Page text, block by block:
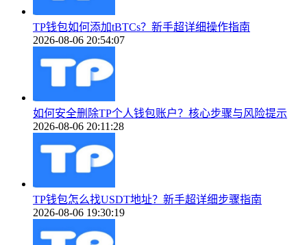
TP钱包如何添加tBTCs？新手超详细操作指南
2026-08-06 20:54:07
如何安全删除TP个人钱包账户？核心步骤与风险提示
2026-08-06 20:11:28
TP钱包怎么找USDT地址？新手超详细步骤指南
2026-08-06 19:30:19